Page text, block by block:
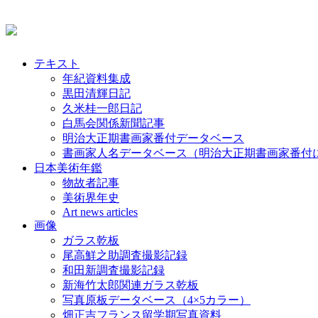
テキスト
年紀資料集成
黒田清輝日記
久米桂一郎日記
白馬会関係新聞記事
明治大正期書画家番付データベース
書画家人名データベース（明治大正期書画家番付
日本美術年鑑
物故者記事
美術界年史
Art news articles
画像
ガラス乾板
尾高鮮之助調査撮影記録
和田新調査撮影記録
新海竹太郎関連ガラス乾板
写真原板データベース（4×5カラー）
畑正吉フランス留学期写真資料